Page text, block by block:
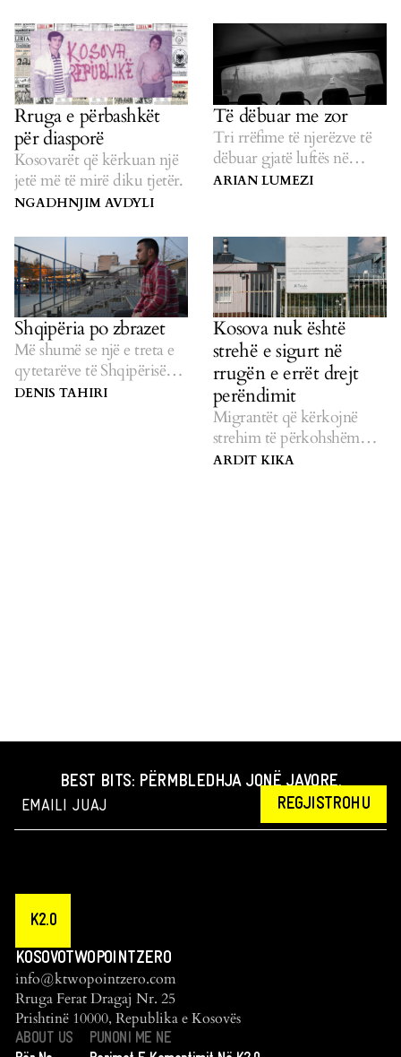
Rruga e përbashkët
për diasporë
Kosovarët që kërkuan një
jetë më të mirë diku tjetër.
NGADHNJIM AVDYLI
Të dëbuar me zor
Tri rrëfime të njerëzve të
dëbuar gjatë luftës në
Kosovë.
ARIAN LUMEZI
Shqipëria po zbrazet
Më shumë se një e treta e
qytetarëve të Shqipërisë
jetojnë jashtë.
DENIS TAHIRI
Kosova nuk është
strehë e sigurt në
rrugën e errët drejt
perëndimit
Migrantët që kërkojnë
strehim të përkohshëm
përballen me pak mbrojtje.
ARDIT KIKA
BEST BITS: PËRMBLEDHJA JONË JAVORE.
REGJISTROHU
K2.0
KOSOVOTWOPOINTZERO
info@ktwopointzero.com
Rruga Ferat Dragaj Nr. 25
Prishtinë 10000, Republika e Kosovës
ABOUT US
PUNONI ME NE